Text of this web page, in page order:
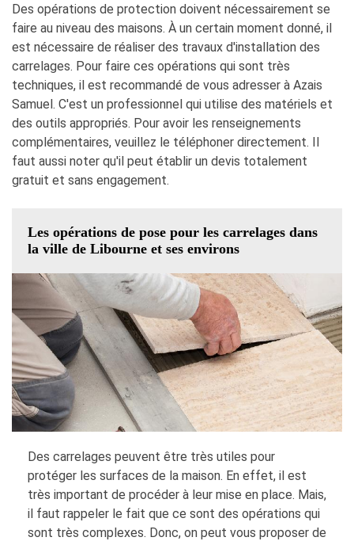
Des opérations de protection doivent nécessairement se
faire au niveau des maisons. À un certain moment donné, il
est nécessaire de réaliser des travaux d'installation des
carrelages. Pour faire ces opérations qui sont très
techniques, il est recommandé de vous adresser à Azais
Samuel. C'est un professionnel qui utilise des matériels et
des outils appropriés. Pour avoir les renseignements
complémentaires, veuillez le téléphoner directement. Il
faut aussi noter qu'il peut établir un devis totalement
gratuit et sans engagement.
Les opérations de pose pour les carrelages dans
la ville de Libourne et ses environs
Des carrelages peuvent être très utiles pour
protéger les surfaces de la maison. En effet, il est
très important de procéder à leur mise en place. Mais,
il faut rappeler le fait que ce sont des opérations qui
sont très complexes. Donc, on peut vous proposer de